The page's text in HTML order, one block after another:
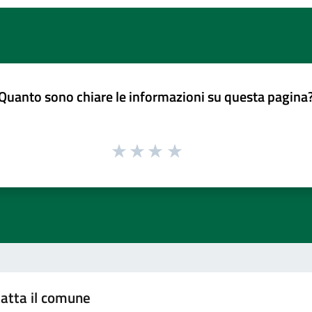
sono chiare le informazioni su questa
il comune